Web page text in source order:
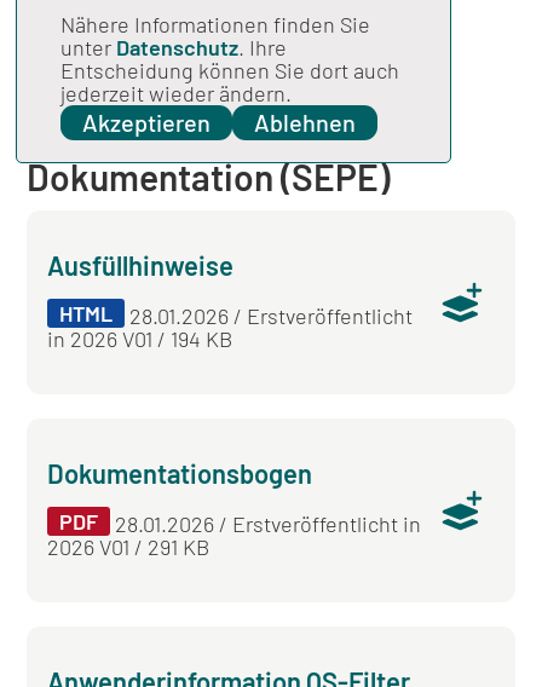
Modulbezogene Anwenderinformation
QS Sepsis –
einrichtungsbezogene QS-
Dokumentation (SEPE)
Ausfüllhinweise
HTML
28.01.2026 / Erstveröffentlicht
in 2026 V01 / 194 KB
Dokumentationsbogen
PDF
28.01.2026 / Erstveröffentlicht in
2026 V01 / 291 KB
Anwenderinformation QS-Filter
Nähere Informationen finden Sie
unter Datenschutz. Ihre
Entscheidung können Sie dort auch
jederzeit wieder ändern.
Akzeptieren Ablehnen